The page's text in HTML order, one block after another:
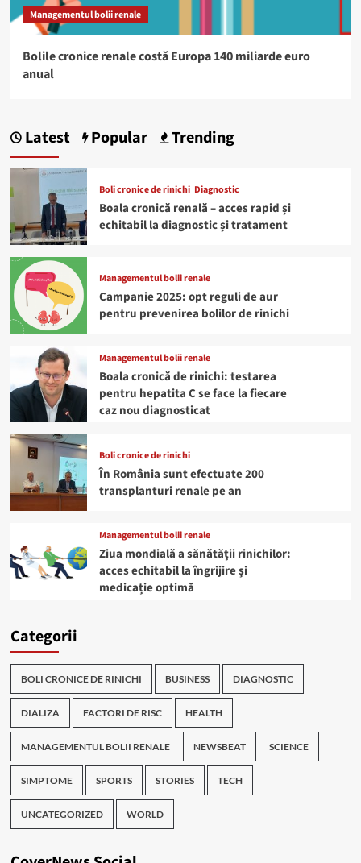
Managementul bolii renale
Bolile cronice renale costă Europa 140 miliarde euro
anual
Latest Popular Trending
Boli cronice de rinichi Diagnostic
Boala cronică renală – acces rapid și
echitabil la diagnostic și tratament
Managementul bolii renale
Campanie 2025: opt reguli de aur
pentru prevenirea bolilor de rinichi
Managementul bolii renale
Boala cronică de rinichi: testarea
pentru hepatita C se face la fiecare
caz nou diagnosticat
Boli cronice de rinichi
În România sunt efectuate 200
transplanturi renale pe an
Managementul bolii renale
Ziua mondială a sănătății rinichilor:
acces echitabil la îngrijire și
medicație optimă
Categorii
BOLI CRONICE DE RINICHI BUSINESS DIAGNOSTIC
DIALIZA FACTORI DE RISC HEALTH
MANAGEMENTUL BOLII RENALE NEWSBEAT SCIENCE
SIMPTOME SPORTS STORIES TECH
UNCATEGORIZED WORLD